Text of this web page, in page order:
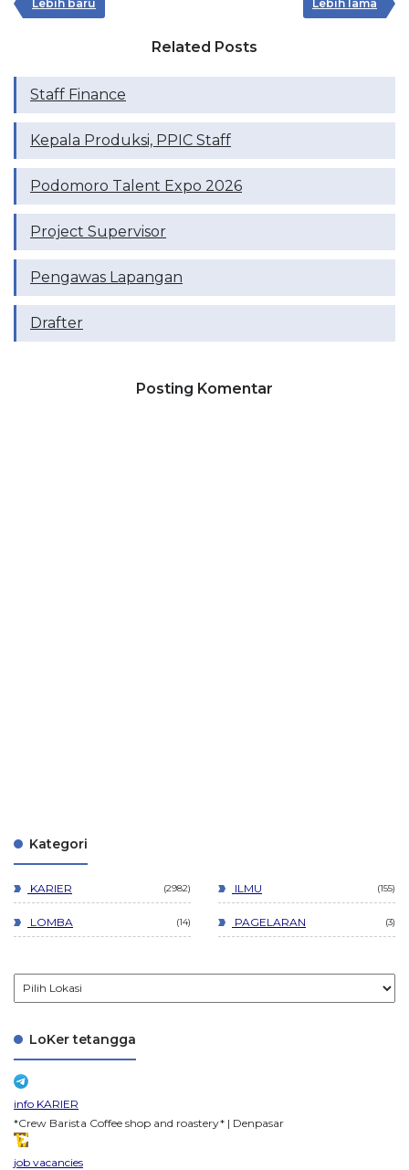
Lebih baru Lebih lama
Related Posts
Staff Finance
Kepala Produksi, PPIC Staff
Podomoro Talent Expo 2026
Project Supervisor
Pengawas Lapangan
Drafter
Posting Komentar
Kategori
KARIER 2982 ILMU 155
LOMBA 14 PAGELARAN 3
LoKer tetangga
info KARIER
*Crew Barista Coffee shop and roastery* | Denpasar
job vacancies